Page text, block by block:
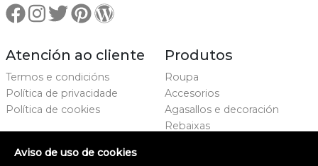
Atención ao cliente
Termos e condicións
Política de privacidade
Política de cookies
Produtos
Roupa
Accesorios
Agasallos e decoración
Rebaixas
Aviso de uso de cookies